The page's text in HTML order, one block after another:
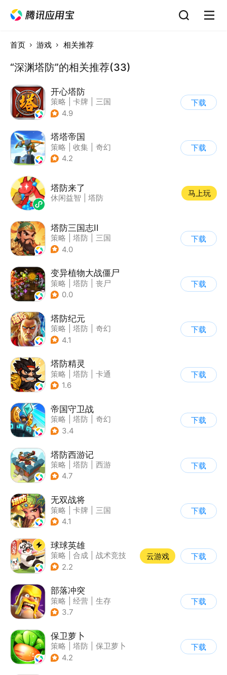
首页 游戏 相关推荐
“深渊塔防”的相关推荐(33)
开心塔防
策略 卡牌
三国
| 中国风
4.9
下载
塔塔帝国
策略 收集
奇幻
| 卡通
4.2
下载
塔防来了
休闲益智 塔防
马上玩
塔防三国志II
策略 塔防
三国
| 卡通
4.0
下载
变异植物大战僵尸
策略 塔防
丧尸
| 卡通
0.0
下载
塔防纪元
策略 塔防
奇幻
| 欧美风
4.1
下载
塔防精灵
策略 塔防
卡通
| 自走棋
1.6
下载
帝国守卫战
策略 塔防
奇幻
| 卡通
3.4
下载
塔防西游记
策略 塔防
西游
| 萌系
4.7
下载
无双战将
策略 卡牌
三国
| 中国风
4.1
下载
球球英雄
策略 合成
战术竞技
| 创酷
2.2
云游戏 下载
部落冲突
策略 经营
生存
| 部落冲突
3.7
下载
保卫萝卜
策略 塔防
保卫萝卜
| 卡通
4.2
下载